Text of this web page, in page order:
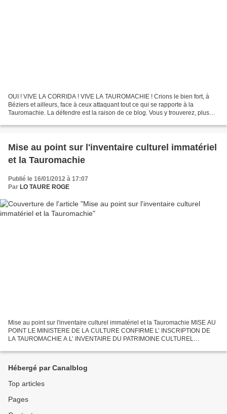
OUI ! VIVE LA CORRIDA ! VIVE LA TAUROMACHIE ! Crions le bien fort, à
Béziers et ailleurs, face à ceux attaquant tout ce qui se rapporte à la
Tauromachie. La défendre est la raison de ce blog. Vous y trouverez, plus
Mise au point sur l'inventaire culturel immatériel
et la Tauromachie
Publié le 16/01/2012 à 17:07
Par LO TAURE ROGE
Mise au point sur l'inventaire culturel immatériel et la Tauromachie MISE AU
POINT LE MINISTERE DE LA CULTURE CONFIRME L’ INSCRIPTION DE
LA TAUROMACHIE A L’ INVENTAIRE DU PATRIMOINE CULTUREL
Hébergé par Canalblog
Top articles
Pages